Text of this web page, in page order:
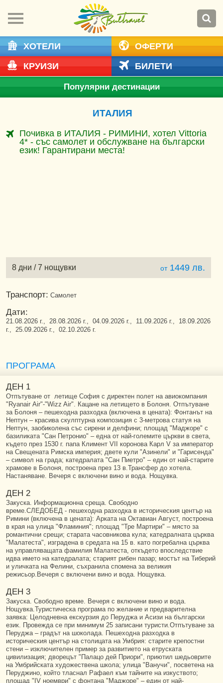
ХОТЕЛИ
ОФЕРТИ
КРУИЗИ
БИЛЕТИ
Популярни дестинации
ИТАЛИЯ
Почивка в ИТАЛИЯ - РИМИНИ, хотел Vittoria
4* - със самолет и обслужване на български
език! Гарантирани места!
8 дни / 7 нощувки от1449 лв.
Транспорт: Самолет
Дати:
21.08.2026 г., 28.08.2026 г., 04.09.2026 г., 11.09.2026 г., 18.09.2026
г., 25.09.2026 г., 02.10.2026 г.
ПРОГРАМА
ДЕН 1
Отпътуване от летище София с директен полет на авиокомпания
"Ryanair Аir"-"Wizz Air". Кацане на летището в Болоня. Отпътуване
за Болоня – пешеходна разходка (включена в цената): Фонтанът на
Нептун – красива скулптурна композиция с 3-метрова статуя на
Нептун, заобиколена със сирени и делфини; площад "Маджоре" с
базиликата "Сан Петронио" – една от най-големите църкви в света,
където през 1530 г. папа Климент VII коронова Карл V за император
на Свещената Римска империя; двете кули "Азинели" и "Гарисенда"
– символ на града; катедралата "Сан Пиетро" – един от най-старите
храмове в Болоня, построена през 13 в.Трансфер до хотела.
Настаняване. Вечеря с включени вино и вода. Нощувка.
ДЕН 2
Закуска. Информационна среща. Свободно
време.СЛЕДОБЕД - пешеходна разходка в историческия център на
Римини (включена в цената): Арката на Октавиан Август, построена
в края на улица "Фламиния"; площад "Тре Мартири" – място за
романтични срещи; старата часовникова кула; катедралната църква
"Малатеста", изграденa в средата на 15 в. като погребална църква
на управляващата фамилия Малатеста, откъдето впоследствие
идва името на катедралата; старият рибен пазар; мостът на Тиберий
и уличката на Фелини, съхранила спомена за великия
режисьор.Вечеря с включени вино и вода. Нощувка.
ДЕН 3
Закуска. Свободно време. Вечеря с включени вино и вода.
Нощувка.Туристическа програма по желание и предварителна
заявка: Целодневна екскурзия до Перуджа и Асизи на български
език. Провежда се при минимум 25 записани туристи.Отпътуване за
Перуджа – градът на шоколада. Пешеходна разходка в
историческия център на столицата на Умбрия: старите крепостни
стени – изключителен пример за развитието на етруската
цивилизация; дворецът "Палацо дей Приори", приютил шедьоврите
на Умбрийската художествена школа; улица "Ванучи", посветена на
Перуджино, който тласнал Рафаел към тайните на изкуството;
площад "ІV ноември" с фонтана "Маджоре" – един от най-